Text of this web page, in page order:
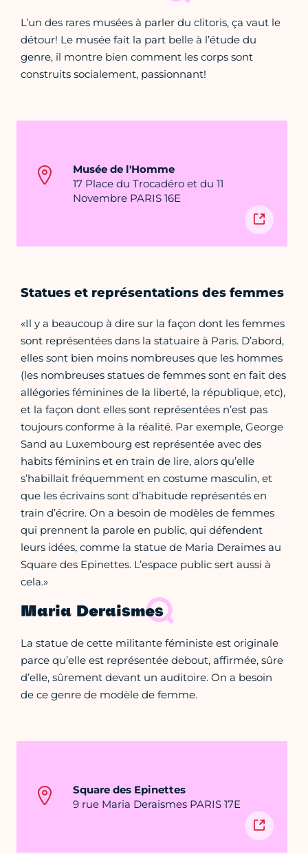
L’un des rares musées à parler du clitoris, ça vaut le
détour! Le musée fait la part belle à l’étude du
genre, il montre bien comment les corps sont
construits socialement, passionnant!
Musée de l'Homme
17 Place du Trocadéro et du 11
Novembre PARIS 16E
Statues et représentations des femmes
«Il y a beaucoup à dire sur la façon dont les femmes
sont représentées dans la statuaire à Paris. D’abord,
elles sont bien moins nombreuses que les hommes
(les nombreuses statues de femmes sont en fait des
allégories féminines de la liberté, la république, etc),
et la façon dont elles sont représentées n’est pas
toujours conforme à la réalité. Par exemple, George
Sand au Luxembourg est représentée avec des
habits féminins et en train de lire, alors qu’elle
s’habillait fréquemment en costume masculin, et
que les écrivains sont d’habitude représentés en
train d’écrire. On a besoin de modèles de femmes
qui prennent la parole en public, qui défendent
leurs idées, comme la statue de Maria Deraimes au
Square des Epinettes. L’espace public sert aussi à
cela.»
Maria Deraismes
La statue de cette militante féministe est originale
parce qu’elle est représentée debout, affirmée, sûre
d’elle, sûrement devant un auditoire. On a besoin
de ce genre de modèle de femme.
Square des Epinettes
9 rue Maria Deraismes PARIS 17E